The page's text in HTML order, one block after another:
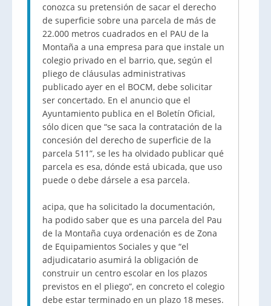
conozca su pretensión de sacar el derecho
de superficie sobre una parcela de más de
22.000 metros cuadrados en el PAU de la
Montaña a una empresa para que instale un
colegio privado en el barrio, que, según el
pliego de cláusulas administrativas
publicado ayer en el BOCM, debe solicitar
ser concertado. En el anuncio que el
Ayuntamiento publica en el Boletín Oficial,
sólo dicen que “se saca la contratación de la
concesión del derecho de superficie de la
parcela 511”, se les ha olvidado publicar qué
parcela es esa, dónde está ubicada, que uso
puede o debe dársele a esa parcela.
acipa, que ha solicitado la documentación,
ha podido saber que es una parcela del Pau
de la Montaña cuya ordenación es de Zona
de Equipamientos Sociales y que “el
adjudicatario asumirá la obligación de
construir un centro escolar en los plazos
previstos en el pliego”, en concreto el colegio
debe estar terminado en un plazo 18 meses.